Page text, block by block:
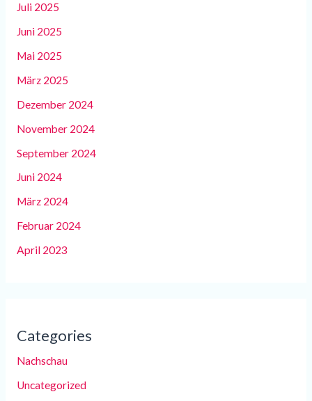
Juli 2025
Juni 2025
Mai 2025
März 2025
Dezember 2024
November 2024
September 2024
Juni 2024
März 2024
Februar 2024
April 2023
Categories
Nachschau
Uncategorized